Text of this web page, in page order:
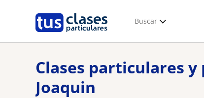
Buscar
Clases particulares
Joaquin